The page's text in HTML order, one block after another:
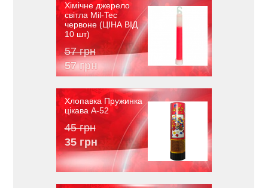
Хімічне джерело
світла Mil-Tec
червоне (ЦІНА ВІД
10 шт)
57 грн
57 грн
Хлопавка Пружинка
цікава A-52
45 грн
35 грн